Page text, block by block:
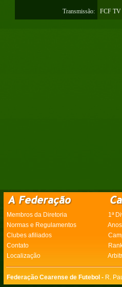
Transmissão: FCF TV
Membros da Diretoria 1ª
Normas e Regulamentos
Clubes afiliados
Contato
Localização
Federação Cearense de Futebol - R.